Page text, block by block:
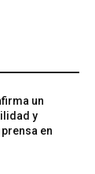
un
y
en